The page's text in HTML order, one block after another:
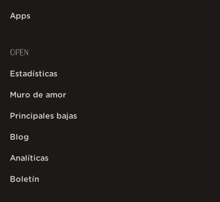
Apps
OPEN
Estadísticas
Muro de amor
Principales bajas
Blog
Analíticas
Boletín